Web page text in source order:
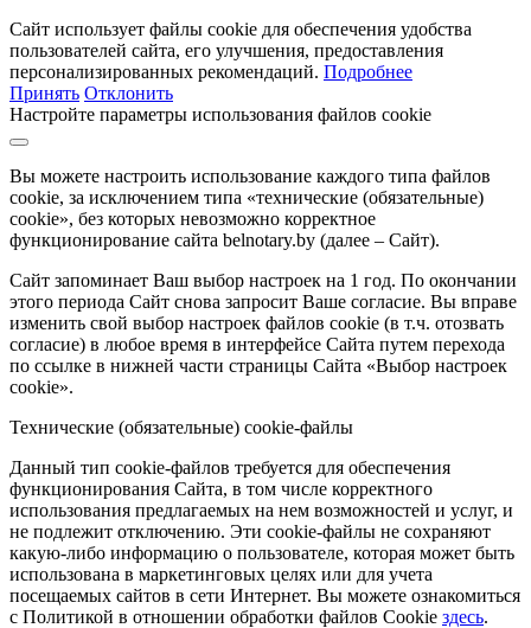
Сайт использует файлы cookie для обеспечения удобства
пользователей сайта, его улучшения, предоставления
персонализированных рекомендаций. Подробнее
Принять Отклонить
Настройте параметры использования файлов cookie
Вы можете настроить использование каждого типа файлов
cookie, за исключением типа «технические (обязательные)
cookie», без которых невозможно корректное
функционирование сайта belnotary.by (далее – Сайт).
Сайт запоминает Ваш выбор настроек на 1 год. По окончании
этого периода Сайт снова запросит Ваше согласие. Вы вправе
изменить свой выбор настроек файлов cookie (в т.ч. отозвать
согласие) в любое время в интерфейсе Сайта путем перехода
по ссылке в нижней части страницы Сайта «Выбор настроек
cookie».
Технические (обязательные) cookie-файлы
Данный тип cookie-файлов требуется для обеспечения
функционирования Сайта, в том числе корректного
использования предлагаемых на нем возможностей и услуг, и
не подлежит отключению. Эти cookie-файлы не сохраняют
какую-либо информацию о пользователе, которая может быть
использована в маркетинговых целях или для учета
посещаемых сайтов в сети Интернет. Вы можете ознакомиться
с Политикой в отношении обработки файлов Cookie здесь.